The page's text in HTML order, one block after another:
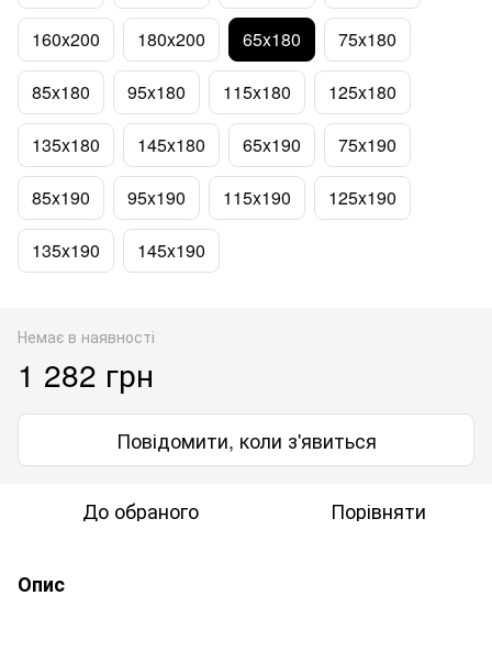
160x200 180x200 65x180 75x180
85x180 95x180 115x180 125x180
135x180 145x180 65x190 75x190
85x190 95x190 115x190 125x190
135x190 145x190
Немає в наявності
1 282 грн
Повідомити, коли з'явиться
До обраного Порівняти
Опис